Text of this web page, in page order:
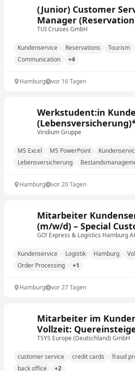
(Junior) Customer
Manager
gender) für die Marke
TUI Cruises GmbH
Kundenservice Reservations Tourism
Communication
+4
Hamburg vor 16 Tagen
Werkstudent:in
Viridium Gruppe
MS Excel MS PowerPoint
Lebensversicherung
Hamburg vor 20 Tagen
Mitarbeiter
(m/w/d) – Special
Service
GO! Express & Logistics Hamburg
Kundenservice Logistik Hamburg
Order Processing
+1
Hamburg vor 27 Tagen
Mitarbeiter im
Vollzeit:
willkommen
TSYS Europe (Deutschland) GmbH
customer service credit cards fraud
back office
+2